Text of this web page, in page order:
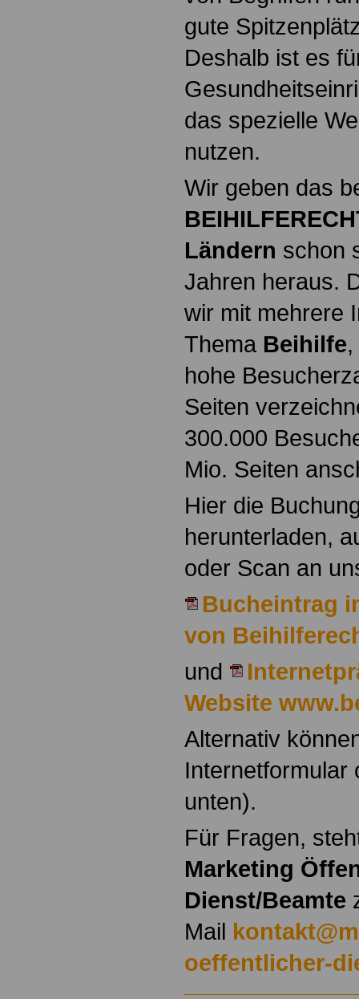
gute
Deshalb ist es
das spezielle
nutzen.
Wir geben das
Ländern schon
Jahren heraus.
wir mit mehrere
Thema Beihilfe
hohe
Seiten
300.000
Mio. Seiten
Hier die
herunterladen,
oder Scan an
Bucheintrag
von
und
Website
Alternativ
Internetformular
unten).
Für Fragen,
Marketing
Dienst/Beamte
Mail
oeffentlicher-